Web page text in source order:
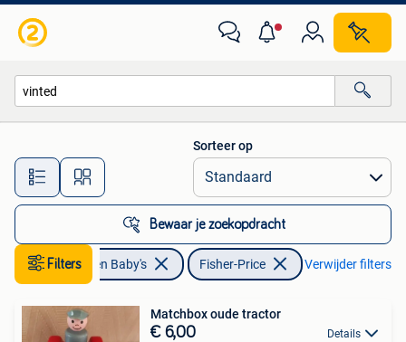
Alle afstanden…
Sorteer op
Bewaar je zoekopdracht
Filters
Kinderen en Baby's Fisher-Price Verwijder filters
Matchbox oude tractor
€ 6,00 Details